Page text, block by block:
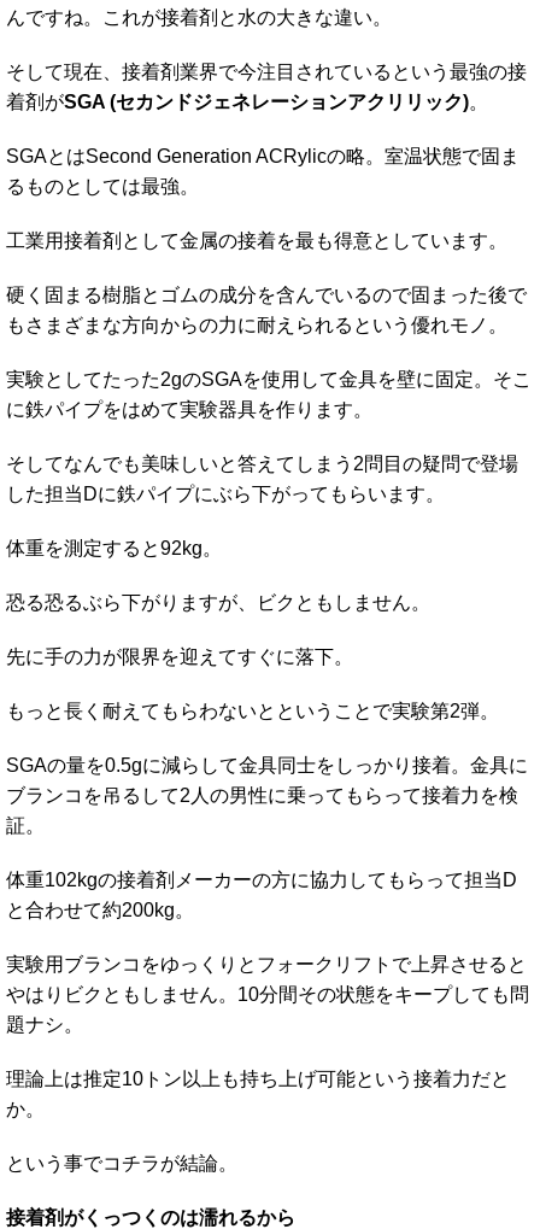
んですね。これが接着剤と水の大きな違い。
そして現在、接着剤業界で今注目されているという最強の接
着剤がSGA (セカンドジェネレーションアクリリック)。
SGAとはSecond Generation ACRylicの略。室温状態で固ま
るものとしては最強。
工業用接着剤として金属の接着を最も得意としています。
硬く固まる樹脂とゴムの成分を含んでいるので固まった後で
もさまざまな方向からの力に耐えられるという優れモノ。
実験としてたった2gのSGAを使用して金具を壁に固定。そこ
に鉄パイプをはめて実験器具を作ります。
そしてなんでも美味しいと答えてしまう2問目の疑問で登場
した担当Dに鉄パイプにぶら下がってもらいます。
体重を測定すると92kg。
恐る恐るぶら下がりますが、ビクともしません。
先に手の力が限界を迎えてすぐに落下。
もっと長く耐えてもらわないとということで実験第2弾。
SGAの量を0.5gに減らして金具同士をしっかり接着。金具に
ブランコを吊るして2人の男性に乗ってもらって接着力を検
証。
体重102kgの接着剤メーカーの方に協力してもらって担当D
と合わせて約200kg。
実験用ブランコをゆっくりとフォークリフトで上昇させると
やはりビクともしません。10分間その状態をキープしても問
題ナシ。
理論上は推定10トン以上も持ち上げ可能という接着力だと
か。
という事でコチラが結論。
接着剤がくっつくのは濡れるから